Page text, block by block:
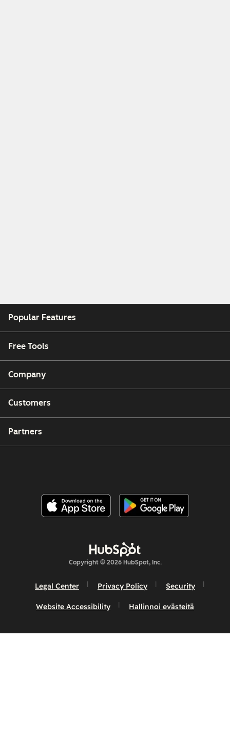
Popular Features
Free Tools
Company
Customers
Partners
Copyright © 2026 HubSpot, Inc.
Legal Center Privacy Policy Security
Website Accessibility Hallinnoi evästeitä